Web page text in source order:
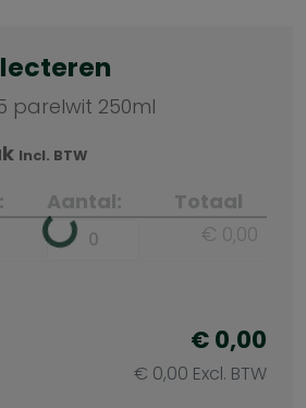
parelwit 250ml
Incl. BTW
Aantal:
Totaal
€ 0,00
€ 0,00
€ 0,00 Excl. BTW